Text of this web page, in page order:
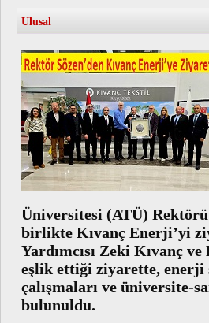
Ulusal
Üniversitesi (ATÜ)
birlikte Kıvanç Enerji’yi
Yardımcısı Zeki Kıvanç
eşlik ettiği ziyarette,
çalışmaları ve üniversite-
bulunuldu.